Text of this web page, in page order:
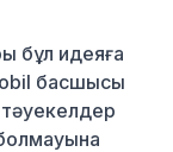
бұл идеяға
басшысы